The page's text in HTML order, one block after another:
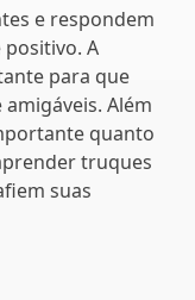
e respondem
A
para que
Além
quanto
truques
suas